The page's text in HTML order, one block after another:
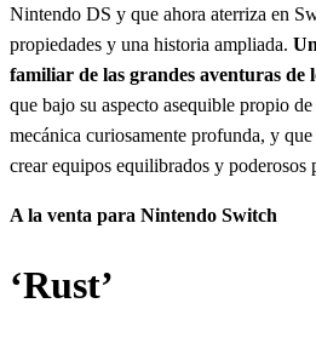
Nintendo DS y que ahora aterriza en
propiedades y una historia ampliada.
familiar de las grandes aventuras de
que bajo su aspecto asequible propio
mecánica curiosamente profunda, y
crear equipos equilibrados y poderosos
A la venta para Nintendo Switch
‘Rust’